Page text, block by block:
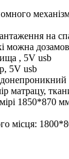
на
можна
, 5V usb
5V usb
матрацу,
1850*870
місця: